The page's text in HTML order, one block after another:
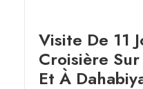
Visite De 11
Croisière
Et À